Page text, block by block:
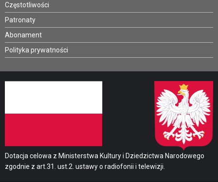
Częstotliwości
Patronaty
Abonament
Polityka prywatności
Dotacja celowa z Ministerstwa Kultury i Dziedzictwa Narodowego
zgodnie z art.31. ust.2. ustawy o radiofonii i telewizji.